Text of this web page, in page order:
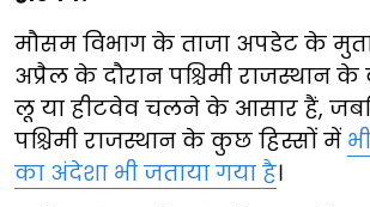
मौसम विभाग के ताजा अपडेट के
अप्रैल के दौरान पश्चिमी राजस्थान
लू या हीटवेव चलने के आसार हैं,
पश्चिमी राजस्थान के कुछ हिस्सों में
का अंदेशा भी जताया गया है।